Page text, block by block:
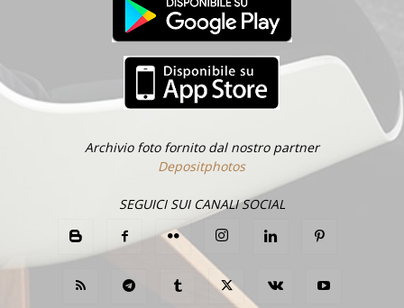
Archivio foto fornito dal nostro partner
Depositphotos
SEGUICI SUI CANALI SOCIAL